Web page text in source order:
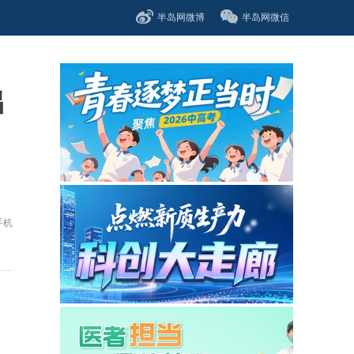
半岛网微博 半岛网微信
机